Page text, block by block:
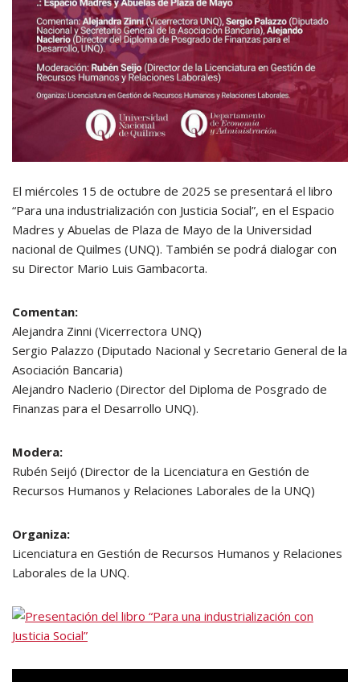
El miércoles 15 de octubre de 2025 se presentará el libro
“Para una industrialización con Justicia Social”, en el Espacio
Madres y Abuelas de Plaza de Mayo de la Universidad
nacional de Quilmes (UNQ). También se podrá dialogar con
su Director Mario Luis Gambacorta.
Comentan:
Alejandra Zinni (Vicerrectora UNQ)
Sergio Palazzo (Diputado Nacional y Secretario General de la
Asociación Bancaria)
Alejandro Naclerio (Director del Diploma de Posgrado de
Finanzas para el Desarrollo UNQ).
Modera:
Rubén Seijó (Director de la Licenciatura en Gestión de
Recursos Humanos y Relaciones Laborales de la UNQ)
Organiza:
Licenciatura en Gestión de Recursos Humanos y Relaciones
Laborales de la UNQ.